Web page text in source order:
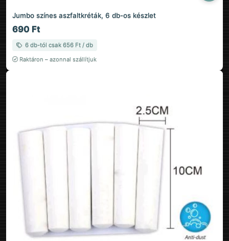
Jumbo színes aszfaltkréták, 6 db-os készlet
690 Ft
6 db-tól csak 656 Ft / db
Raktáron – azonnal szállítjuk